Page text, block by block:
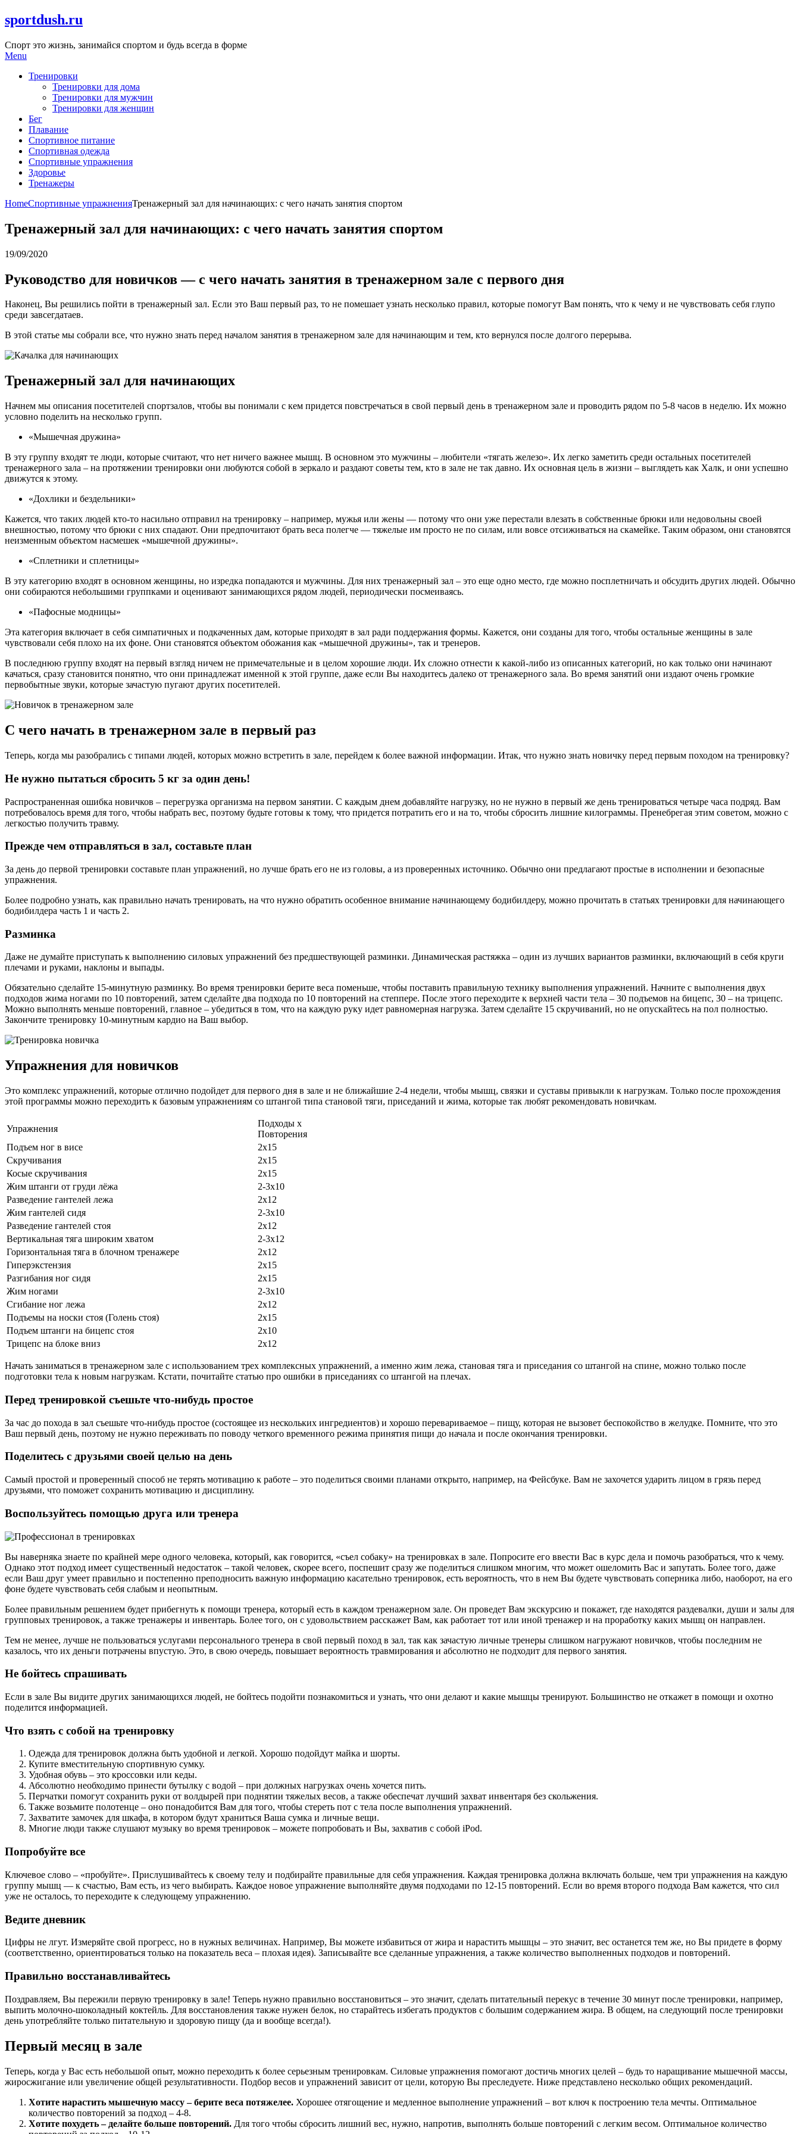
Skip
to
sportdush.ru
Спорт это жизнь, занимайся спортом и будь всегда в форме
Menu
Тренировки
Тренировки для дома
Тренировки для мужчин
Тренировки для женщин
Бег
Плавание
Спортивное питание
Спортивная одежда
Спортивные упражнения
Здоровье
Тренажеры
HomeСпортивные упражненияТренажерный зал для начинающих: с чего начать занятия спортом
Тренажерный зал для начинающих: с чего начать занятия спортом
19/09/2020
Руководство для новичков — с чего начать занятия в тренажерном зале с первого дня
Наконец, Вы решились пойти в тренажерный зал. Если это Ваш первый раз, то не помешает узнать несколько правил, которые помогут Вам понять, что к чему и не чувствовать себя глупо
среди завсегдатаев.
В этой статье мы собрали все, что нужно знать перед началом занятия в тренажерном зале для начинающим и тем, кто вернулся после долгого перерыва.
Тренажерный зал для начинающих
Начнем мы описания посетителей спортзалов, чтобы вы понимали с кем придется повстречаться в свой первый день в тренажерном зале и проводить рядом по 5-8 часов в неделю. Их можно
условно поделить на несколько групп.
«Мышечная дружина»
В эту группу входят те люди, которые считают, что нет ничего важнее мышц. В основном это мужчины – любители «тягать железо». Их легко заметить среди остальных посетителей
тренажерного зала – на протяжении тренировки они любуются собой в зеркало и раздают советы тем, кто в зале не так давно. Их основная цель в жизни – выглядеть как Халк, и они успешно
движутся к этому.
«Дохлики и бездельники»
Кажется, что таких людей кто-то насильно отправил на тренировку – например, мужья или жены — потому что они уже перестали влезать в собственные брюки или недовольны своей
внешностью, потому что брюки с них спадают. Они предпочитают брать веса полегче — тяжелые им просто не по силам, или вовсе отсиживаться на скамейке. Таким образом, они становятся
неизменным объектом насмешек «мышечной дружины».
«Сплетники и сплетницы»
В эту категорию входят в основном женщины, но изредка попадаются и мужчины. Для них тренажерный зал – это еще одно место, где можно посплетничать и обсудить других людей. Обычно
они собираются небольшими группками и оценивают занимающихся рядом людей, периодически посмеиваясь.
«Пафосные модницы»
Эта категория включает в себя симпатичных и подкаченных дам, которые приходят в зал ради поддержания формы. Кажется, они созданы для того, чтобы остальные женщины в зале
чувствовали себя плохо на их фоне. Они становятся объектом обожания как «мышечной дружины», так и тренеров.
В последнюю группу входят на первый взгляд ничем не примечательные и в целом хорошие люди. Их сложно отнести к какой-либо из описанных категорий, но как только они начинают
качаться, сразу становится понятно, что они принадлежат именной к этой группе, даже если Вы находитесь далеко от тренажерного зала. Во время занятий они издают очень громкие
первобытные звуки, которые зачастую пугают других посетителей.
С чего начать в тренажерном зале в первый раз
Теперь, когда мы разобрались с типами людей, которых можно встретить в зале, перейдем к более важной информации. Итак, что нужно знать новичку перед первым походом на тренировку?
Не нужно пытаться сбросить 5 кг за один день!
Распространенная ошибка новичков – перегрузка организма на первом занятии. С каждым днем добавляйте нагрузку, но не нужно в первый же день тренироваться четыре часа подряд. Вам
потребовалось время для того, чтобы набрать вес, поэтому будьте готовы к тому, что придется потратить его и на то, чтобы сбросить лишние килограммы. Пренебрегая этим советом, можно с
легкостью получить травму.
Прежде чем отправляться в зал, составьте план
За день до первой тренировки составьте план упражнений, но лучше брать его не из головы, а из проверенных источнико. Обычно они предлагают простые в исполнении и безопасные
упражнения.
Более подробно узнать, как правильно начать тренировать, на что нужно обратить особенное внимание начинающему бодибилдеру, можно прочитать в статьях тренировки для начинающего
бодибилдера часть 1 и часть 2.
Разминка
Даже не думайте приступать к выполнению силовых упражнений без предшествующей разминки. Динамическая растяжка – один из лучших вариантов разминки, включающий в себя круги
плечами и руками, наклоны и выпады.
Обязательно сделайте 15-минутную разминку. Во время тренировки берите веса поменьше, чтобы поставить правильную технику выполнения упражнений. Начните с выполнения двух
подходов жима ногами по 10 повторений, затем сделайте два подхода по 10 повторений на степпере. После этого переходите к верхней части тела – 30 подъемов на бицепс, 30 – на трицепс.
Можно выполнять меньше повторений, главное – убедиться в том, что на каждую руку идет равномерная нагрузка. Затем сделайте 15 скручиваний, но не опускайтесь на пол полностью.
Закончите тренировку 10-минутным кардио на Ваш выбор.
Упражнения для новичков
Это комплекс упражнений, которые отлично подойдет для первого дня в зале и не ближайшие 2-4 недели, чтобы мышц, связки и суставы привыкли к нагрузкам. Только после прохождения
этой программы можно переходить к базовым упражнениям со штангой типа становой тяги, приседаний и жима, которые так любят рекомендовать новичкам.
Упражнения
Подходы х
Повторения
Подъем ног в висе
2х15
Скручивания
2х15
Косые скручивания
2х15
Жим штанги от груди лёжа
2-3х10
Разведение гантелей лежа
2х12
Жим гантелей сидя
2-3х10
Разведение гантелей стоя
2х12
Вертикальная тяга широким хватом
2-3х12
Горизонтальная тяга в блочном тренажере
2х12
Гиперэкстензия
2х15
Разгибания ног сидя
2х15
Жим ногами
2-3х10
Сгибание ног лежа
2х12
Подъемы на носки стоя (Голень стоя)
2х15
Подъем штанги на бицепс стоя
2х10
Трицепс на блоке вниз
2х12
Начать заниматься в тренажерном зале с использованием трех комплексных упражнений, а именно жим лежа, становая тяга и приседания со штангой на спине, можно только после
подготовки тела к новым нагрузкам. Кстати, почитайте статью про ошибки в приседаниях со штангой на плечах.
Перед тренировкой съешьте что-нибудь простое
За час до похода в зал съешьте что-нибудь простое (состоящее из нескольких ингредиентов) и хорошо перевариваемое – пищу, которая не вызовет беспокойство в желудке. Помните, что это
Ваш первый день, поэтому не нужно переживать по поводу четкого временного режима принятия пищи до начала и после окончания тренировки.
Поделитесь с друзьями своей целью на день
Самый простой и проверенный способ не терять мотивацию к работе – это поделиться своими планами открыто, например, на Фейсбуке. Вам не захочется ударить лицом в грязь перед
друзьями, что поможет сохранить мотивацию и дисциплину.
Воспользуйтесь помощью друга или тренера
Вы наверняка знаете по крайней мере одного человека, который, как говорится, «съел собаку» на тренировках в зале. Попросите его ввести Вас в курс дела и помочь разобраться, что к чему.
Однако этот подход имеет существенный недостаток – такой человек, скорее всего, поспешит сразу же поделиться слишком многим, что может ошеломить Вас и запутать. Более того, даже
если Ваш друг умеет правильно и постепенно преподносить важную информацию касательно тренировок, есть вероятность, что в нем Вы будете чувствовать соперника либо, наоборот, на его
фоне будете чувствовать себя слабым и неопытным.
Более правильным решением будет прибегнуть к помощи тренера, который есть в каждом тренажерном зале. Он проведет Вам экскурсию и покажет, где находятся раздевалки, души и залы для
групповых тренировок, а также тренажеры и инвентарь. Более того, он с удовольствием расскажет Вам, как работает тот или иной тренажер и на проработку каких мышц он направлен.
Тем не менее, лучше не пользоваться услугами персонального тренера в свой первый поход в зал, так как зачастую личные тренеры слишком нагружают новичков, чтобы последним не
казалось, что их деньги потрачены впустую. Это, в свою очередь, повышает вероятность травмирования и абсолютно не подходит для первого занятия.
Не бойтесь спрашивать
Если в зале Вы видите других занимающихся людей, не бойтесь подойти познакомиться и узнать, что они делают и какие мышцы тренируют. Большинство не откажет в помощи и охотно
поделится информацией.
Что взять с собой на тренировку
Одежда для тренировок должна быть удобной и легкой. Хорошо подойдут майка и шорты.
Купите вместительную спортивную сумку.
Удобная обувь – это кроссовки или кеды.
Абсолютно необходимо принести бутылку с водой – при должных нагрузках очень хочется пить.
Перчатки помогут сохранить руки от волдырей при поднятии тяжелых весов, а также обеспечат лучший захват инвентаря без скольжения.
Также возьмите полотенце – оно понадобится Вам для того, чтобы стереть пот с тела после выполнения упражнений.
Захватите замочек для шкафа, в котором будут храниться Ваша сумка и личные вещи.
Многие люди также слушают музыку во время тренировок – можете попробовать и Вы, захватив с собой iPod.
Попробуйте все
Ключевое слово – «пробуйте». Прислушивайтесь к своему телу и подбирайте правильные для себя упражнения. Каждая тренировка должна включать больше, чем три упражнения на каждую
группу мышц — к счастью, Вам есть, из чего выбирать. Каждое новое упражнение выполняйте двумя подходами по 12-15 повторений. Если во время второго подхода Вам кажется, что сил
уже не осталось, то переходите к следующему упражнению.
Ведите дневник
Цифры не лгут. Измеряйте свой прогресс, но в нужных величинах. Например, Вы можете избавиться от жира и нарастить мышцы – это значит, вес останется тем же, но Вы придете в форму
(соответственно, ориентироваться только на показатель веса – плохая идея). Записывайте все сделанные упражнения, а также количество выполненных подходов и повторений.
Правильно восстанавливайтесь
Поздравляем, Вы пережили первую тренировку в зале! Теперь нужно правильно восстановиться – это значит, сделать питательный перекус в течение 30 минут после тренировки, например,
выпить молочно-шоколадный коктейль. Для восстановления также нужен белок, но старайтесь избегать продуктов с большим содержанием жира. В общем, на следующий после тренировки
день употребляйте только питательную и здоровую пищу (да и вообще всегда!).
Первый месяц в зале
Теперь, когда у Вас есть небольшой опыт, можно переходить к более серьезным тренировкам. Силовые упражнения помогают достичь многих целей – будь то наращивание мышечной массы,
жиросжигание или увеличение общей результативности. Подбор весов и упражнений зависит от цели, которую Вы преследуете. Ниже представлено несколько общих рекомендаций.
Хотите нарастить мышечную массу – берите веса потяжелее. Хорошее отягощение и медленное выполнение упражнений – вот ключ к построению тела мечты. Оптимальное
количество повторений за подход – 4-8.
Хотите похудеть – делайте больше повторений. Для того чтобы сбросить лишний вес, нужно, напротив, выполнять больше повторений с легким весом. Оптимальное количество